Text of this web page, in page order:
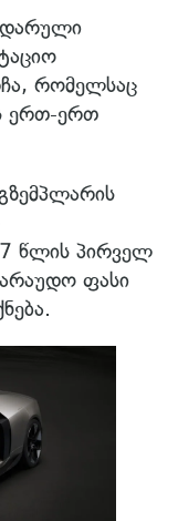
რომელსაც
ერთ-ერთ
წლის პირველ
ფასი